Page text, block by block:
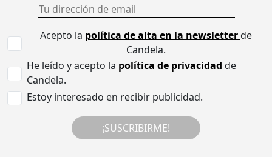
Acepto la política de alta en la newsletterde
Candela.
He leído y acepto la política de privacidad de
Candela.
Estoy interesado en recibir publicidad.
¡SUSCRIBIRME!